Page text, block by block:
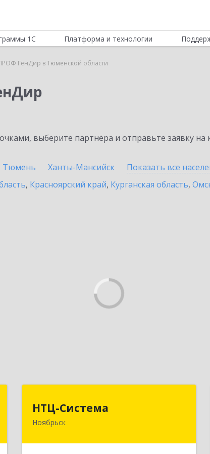
1С Платформа и технологии
ГенДир в Тюменской области
выберите партнёра и отправьте заявку на
Тюмень Ханты-Мансийск Показать все
, Красноярский край, Курганская область,
НТЦ-Система
Ноябрьск